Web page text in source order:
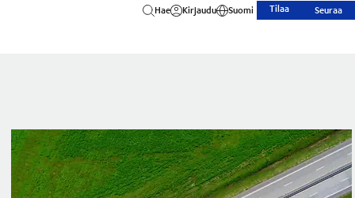
Hae Kirjaudu Suomi Tilaa Seuraa